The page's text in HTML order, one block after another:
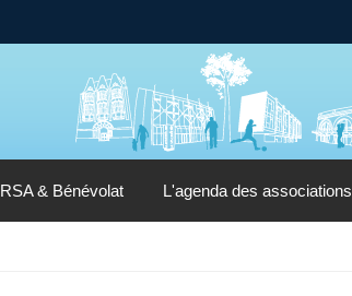
RSA & Bénévolat L'agenda des associations